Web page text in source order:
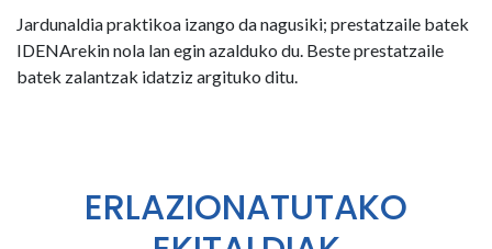
Jardunaldia praktikoa izango da nagusiki; prestatzaile batek
IDENArekin nola lan egin azalduko du. Beste prestatzaile
batek zalantzak idatziz argituko ditu.
ERLAZIONATUTAKO